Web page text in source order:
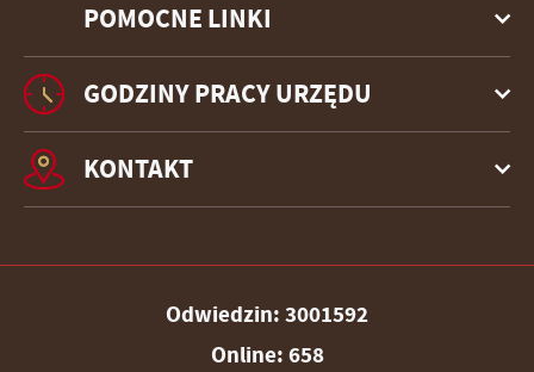
POMOCNE LINKI
GODZINY PRACY URZĘDU
KONTAKT
Odwiedzin: 3001592
Online: 658